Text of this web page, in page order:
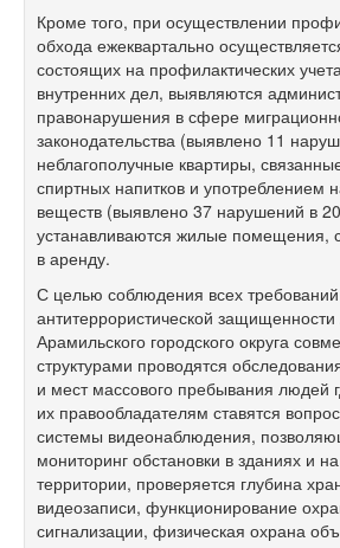
Кроме того, при осуществлении
обхода ежеквартально
состоящих на профилактических
внутренних дел, выявляются
правонарушения в сфере
законодательства (выявлено 11
неблагополучные квартиры,
спиртных напитков и употреблением
веществ (выявлено 37 нарушений в
устанавливаются жилые помещения,
в аренду.
С целью соблюдения всех требований
антитеррористической
Арамильского городского округа
структурами проводятся
и мест массового пребывания людей
их правообладателям ставятся
системы видеонаблюдения,
мониторинг обстановки в зданиях и
территории, проверяется глубина
видеозаписи, функционирование
сигнализации, физическая охрана